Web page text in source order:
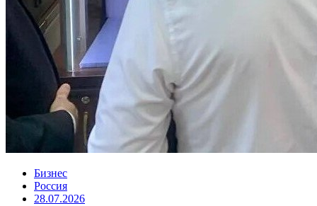
Бизнес
Россия
28.07.2026